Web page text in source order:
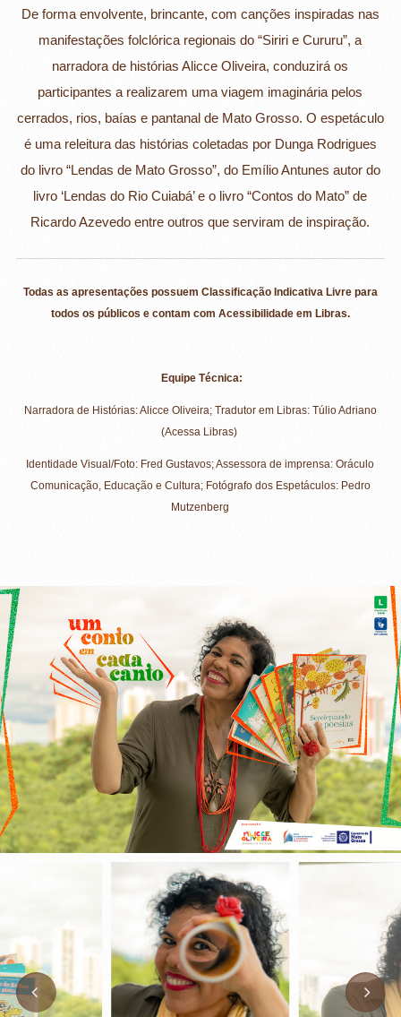
De forma envolvente, brincante, com canções inspiradas nas
manifestações folclórica regionais do “Siriri e Cururu”, a
narradora de histórias Alicce Oliveira, conduzirá os
participantes a realizarem uma viagem imaginária pelos
cerrados, rios, baías e pantanal de Mato Grosso. O espetáculo
é uma releitura das histórias coletadas por Dunga Rodrigues
do livro “Lendas de Mato Grosso”, do Emílio Antunes autor do
livro ‘Lendas do Rio Cuiabá’ e o livro “Contos do Mato” de
Ricardo Azevedo entre outros que serviram de inspiração.
Todas as apresentações possuem Classificação Indicativa Livre para
todos os públicos e contam com Acessibilidade em Libras.
Equipe Técnica:
Narradora de Histórias: Alicce Oliveira; Tradutor em Libras: Túlio Adriano
(Acessa Libras)
Identidade Visual/Foto: Fred Gustavos; Assessora de imprensa: Oráculo
Comunicação, Educação e Cultura; Fotógrafo dos Espetáculos: Pedro
Mutzenberg